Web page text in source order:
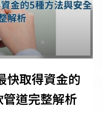
快取得資金的
道完整解析